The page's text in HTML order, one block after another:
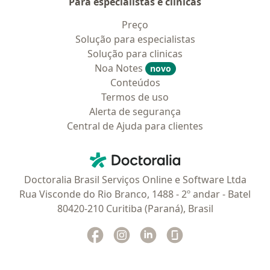
Preço
Solução para especialistas
Solução para clinicas
Noa Notes
novo
Conteúdos
Termos de uso
Alerta de segurança
Central de Ajuda para clientes
Doctoralia - Homepage
Doctoralia Brasil Serviços Online e Software Ltda
Rua Visconde do Rio Branco, 1488 - 2º andar - Batel
80420-210 Curitiba (Paraná), Brasil
Facebook
abre num novo separador
Instagram
abre num novo separador
Linkedin
abre num novo